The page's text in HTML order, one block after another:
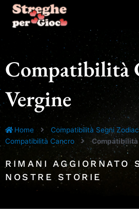
contenuto
Compatibilità
Vergine
Home
Compatibilità Segni
Compatibilità Cancro
RIMANI AGGIORNATO
NOSTRE STORIE